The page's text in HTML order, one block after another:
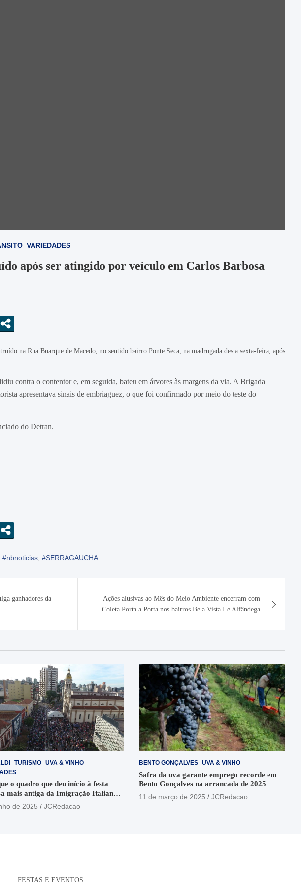
VARIEDADES
após ser atingido por veículo em Carlos Barbosa
na Rua Buarque de Macedo, no sentido bairro Ponte Seca, na madrugada desta sexta-feira, após
contra o contentor e, em seguida, bateu em árvores às margens da via. A Brigada
apresentava sinais de embriaguez, o que foi confirmado por meio do teste do
do Detran.
#nbnoticias, #SERRAGAUCHA
ganhadores da
Ações alusivas ao Mês do Meio Ambiente encerram com
Coleta Porta a Porta nos bairros Bela Vista I e Alfândega
TURISMO UVA & VINHO
o quadro que deu início à festa
mais antiga da Imigração Italiana
Santuário Santo Antônio
de 2025 JCRedacao
BENTO GONÇALVES UVA & VINHO
Safra da uva garante emprego recorde em
Bento Gonçalves na arrancada de 2025
11 de março de 2025
JCRedacao
FESTAS E EVENTOS